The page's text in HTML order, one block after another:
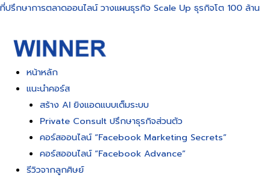
Skip
content
ที่ปรึกษาการตลาดออนไลน์ วางแผนธุรกิจ Scale Up ธุรกิจโต 100 ล้าน
หน้าหลัก
แนะนำคอร์ส
สร้าง AI ยิงแอดแบบเต็มระบบ
Private Consult ปรึกษาธุรกิจส่วนตัว
คอร์สออนไลน์ “Facebook Marketing Secrets”
คอร์สออนไลน์ “Facebook Advance”
รีวิวจากลูกศิษย์